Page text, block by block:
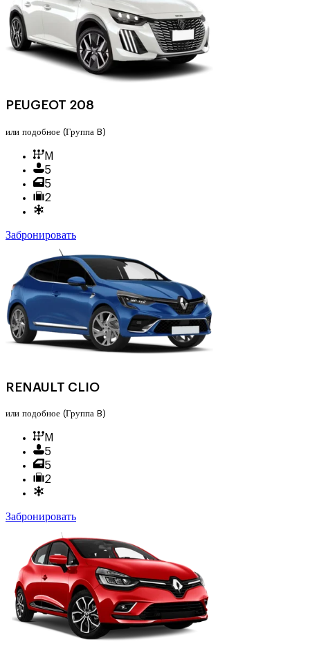
PEUGEOT 208
или подобное (Группа B)
M
5
5
2
Забронировать
RENAULT CLIO
или подобное (Группа B)
M
5
5
2
Забронировать